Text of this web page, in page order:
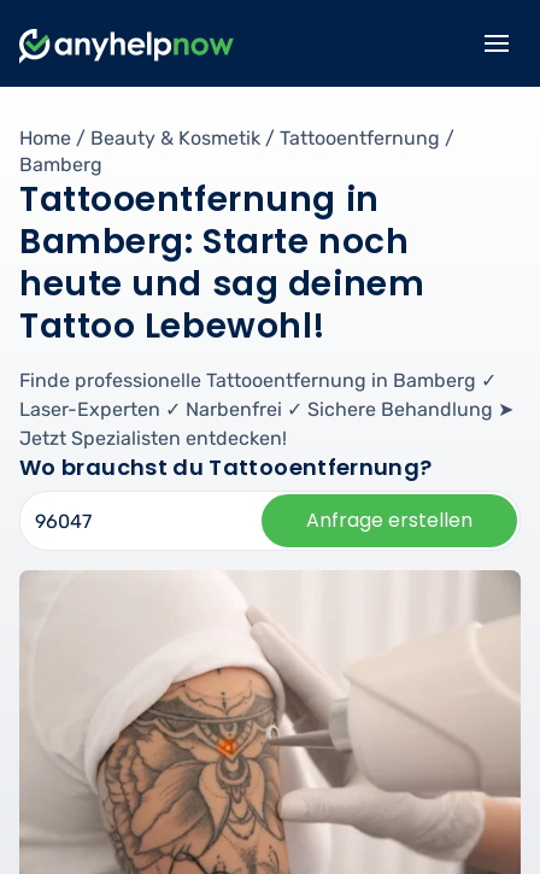
Home / Beauty & Kosmetik / Tattooentfernung /
Bamberg
Tattooentfernung in
Bamberg: Starte noch
heute und sag deinem
Tattoo Lebewohl!
Finde professionelle Tattooentfernung in Bamberg ✓
Laser-Experten ✓ Narbenfrei ✓ Sichere Behandlung ➤
Jetzt Spezialisten entdecken!
Wo brauchst du Tattooentfernung?
Anfrage erstellen